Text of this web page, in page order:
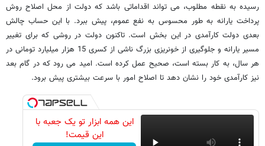
رسیده به نقطه مطلوب، می تواند اقداماتی باشد که دولت از محل اصلاح روش
پرداخت یارانه به طور محسوس به نفع عموم، پیش ببرد. با این حساب چالش
بعدی دولت کارآمدی در این بخش است. تاکنون دولت در روشی که برای تغییر
مسیر یارانه و جلوگیری از خونریزی بزرگ ناشی از کسری 15 هزار میلیارد تومانی در
هر سال، به کار بسته است، صحیح عمل کرده است. امید می رود که در گام بعد
نیز کارآمدی خود را نشان دهد تا اصلاح امور با سرعت بیشتری پیش برود.
این همه ابزار تو یک جعبه با
این قیمت!